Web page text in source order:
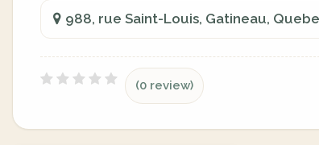
988, rue Saint-Louis, Gatineau,
(0 review)